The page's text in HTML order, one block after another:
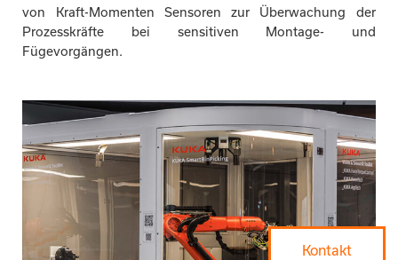
Kontakt
von Kraft-Momenten Sensoren zur Überwachung der
Prozesskräfte bei sensitiven Montage- und
Fügevorgängen.